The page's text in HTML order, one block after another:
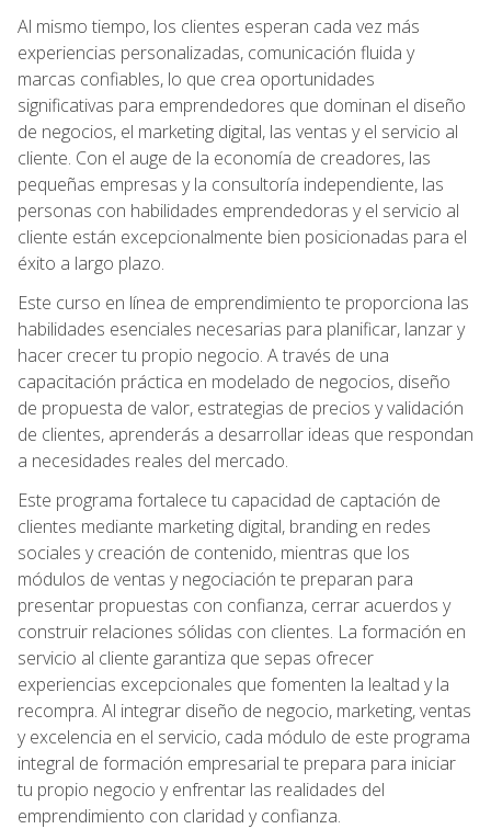
Al mismo tiempo, los clientes esperan cada vez más
experiencias personalizadas, comunicación fluida y
marcas confiables, lo que crea oportunidades
significativas para emprendedores que dominan el diseño
de negocios, el marketing digital, las ventas y el servicio al
cliente. Con el auge de la economía de creadores, las
pequeñas empresas y la consultoría independiente, las
personas con habilidades emprendedoras y el servicio al
cliente están excepcionalmente bien posicionadas para el
éxito a largo plazo.
Este curso en línea de emprendimiento te proporciona las
habilidades esenciales necesarias para planificar, lanzar y
hacer crecer tu propio negocio. A través de una
capacitación práctica en modelado de negocios, diseño
de propuesta de valor, estrategias de precios y validación
de clientes, aprenderás a desarrollar ideas que respondan
a necesidades reales del mercado.
Este programa fortalece tu capacidad de captación de
clientes mediante marketing digital, branding en redes
sociales y creación de contenido, mientras que los
módulos de ventas y negociación te preparan para
presentar propuestas con confianza, cerrar acuerdos y
construir relaciones sólidas con clientes. La formación en
servicio al cliente garantiza que sepas ofrecer
experiencias excepcionales que fomenten la lealtad y la
recompra. Al integrar diseño de negocio, marketing, ventas
y excelencia en el servicio, cada módulo de este programa
integral de formación empresarial te prepara para iniciar
tu propio negocio y enfrentar las realidades del
emprendimiento con claridad y confianza.